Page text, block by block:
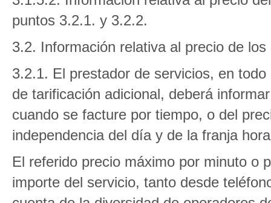
puntos 3.2.1. y 3.2.2.
3.2. Información relativa al precio de los
3.2.1. El prestador de servicios, en
de tarificación adicional, deberá
cuando se facture por tiempo, o del
independencia del día y de la franja
El referido precio máximo por minuto o
importe del servicio, tanto desde